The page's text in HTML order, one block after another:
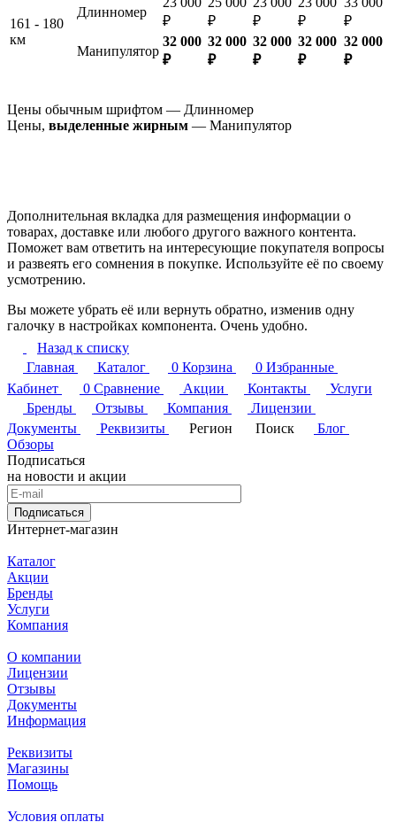
161 - 180
км
Длинномер
₽
₽
₽
₽
₽
Манипулятор
32 000
₽
32 000
₽
32 000
₽
32 000
₽
32 000
₽
Цены обычным шрифтом — Длинномер
Цены, выделенные жирным — Манипулятор
Дополнительная вкладка для размещения информации о
товарах, доставке или любого другого важного контента.
Поможет вам ответить на интересующие покупателя вопросы
и развеять его сомнения в покупке. Используйте её по своему
усмотрению.
Вы можете убрать её или вернуть обратно, изменив одну
галочку в настройках компонента. Очень удобно.
Назад к списку
Главная
Каталог 0 Корзина 0 Избранные
Кабинет
0 Сравнение Акции Контакты
Услуги
Бренды
Отзывы Компания
Лицензии
Документы
Реквизиты Регион Поиск
Блог
Обзоры
Подписаться
на новости и акции
Подписаться
Интернет-магазин
Каталог
Акции
Бренды
Услуги
Компания
О компании
Лицензии
Отзывы
Документы
Информация
Реквизиты
Магазины
Помощь
Условия оплаты